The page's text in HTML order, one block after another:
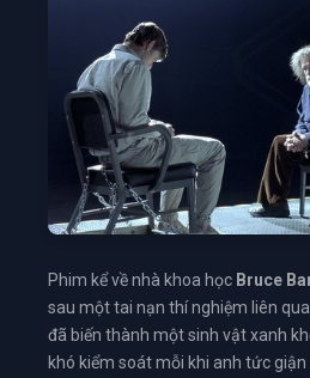
Phim kể về nhà khoa học Bruce
sau một tai nạn thí nghiệm liên
đã biến thành một sinh vật xanh
khó kiểm soát mỗi khi anh tức